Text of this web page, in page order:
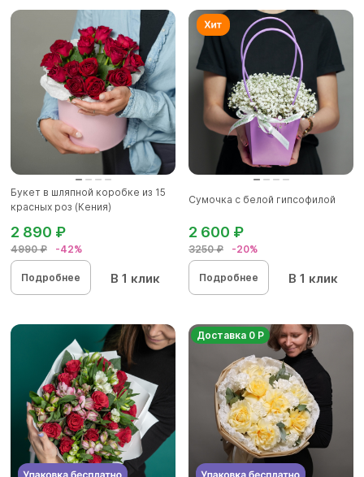
Букет в шляпной коробке из 15
красных роз (Кения)
4990 ₽ -42%
2 890 ₽
Подробнее В 1 клик
Сумочка с белой гипсофилой
3250 ₽ -20%
2 600 ₽
Подробнее В 1 клик
Доставка 0 Р